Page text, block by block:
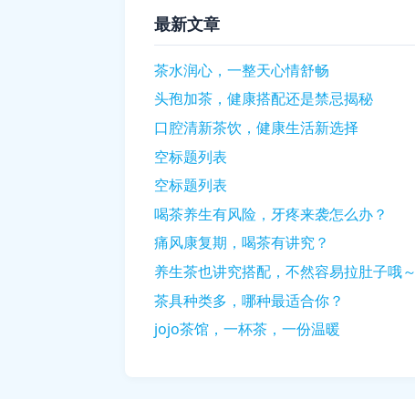
最新文章
茶水润心，一整天心情舒畅
头孢加茶，健康搭配还是禁忌揭秘
口腔清新茶饮，健康生活新选择
空标题列表
空标题列表
喝茶养生有风险，牙疼来袭怎么办？
痛风康复期，喝茶有讲究？
养生茶也讲究搭配，不然容易拉肚子哦～
茶具种类多，哪种最适合你？
jojo茶馆，一杯茶，一份温暖